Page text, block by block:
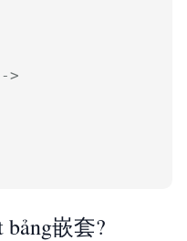
>
bảng嵌套?